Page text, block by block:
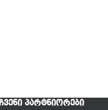
ᲩᲕᲔᲜᲘ ᲞᲐᲠᲢᲜᲘᲝᲠᲔᲑᲘ